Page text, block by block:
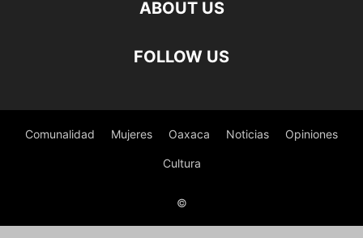
ABOUT US
FOLLOW US
Comunalidad Mujeres Oaxaca Noticias Opiniones
Cultura
©